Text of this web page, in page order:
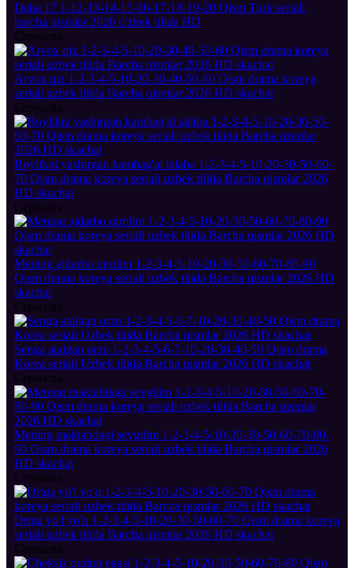
Daha 17 1-12-13-14-15-16-17-18-19-20 Qism Turk seriali
barcha qismlar 2026 o'zbek tilida HD
Сериалы
Arvox qiz 1-2-3-4-5-10-20-30-40-50-60 Qism drama koreya
seriali uzbek tilida Barcha qismlar 2026 HD skachat
Сериалы
Boylikni yashirgan kambag'al talaba 1-2-3-4-5-10-20-30-50-60-
70 Qism drama koreya seriali uzbek tilida Barcha qismlar 2026
HD skachat
Сериалы
Mening ajdarho qirolim 1-2-3-4-5-10-20-30-50-60-70-80-90
Qism drama koreya seriali uzbek tilida Barcha qismlar 2026 HD
skachat
Сериалы
Senga atalgan orzu 1-2-3-4-5-6-7-10-20-30-40-50 Qism drama
Korea seriali Uzbek tilida Barcha qismlar 2026 HD skachat
Сериалы
Mening maktabdagi sevgilim 1-2-3-4-5-10-20-30-50-60-70-80-
90 Qism drama koreya seriali uzbek tilida Barcha qismlar 2026
HD skachat
Сериалы
Ortga yo'l yo'q 1-2-3-4-5-10-20-30-50-60-70 Qism drama koreya
seriali uzbek tilida Barcha qismlar 2026 HD skachat
Сериалы